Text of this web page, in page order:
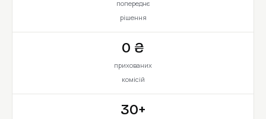
попереднє
рішення
0 ₴
прихованих
комісій
30+